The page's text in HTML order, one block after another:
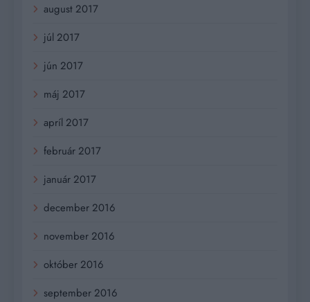
august 2017
júl 2017
jún 2017
máj 2017
apríl 2017
február 2017
január 2017
december 2016
november 2016
október 2016
september 2016